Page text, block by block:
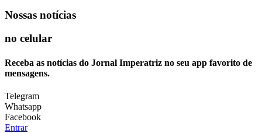
Nossas notícias
no celular
Receba as notícias do Jornal Imperatriz no seu app favorito de
mensagens.
Telegram
Whatsapp
Facebook
Entrar